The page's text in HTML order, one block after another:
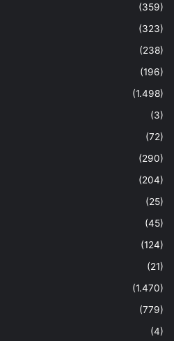
(359)
(323)
(238)
(196)
(1.498)
(3)
(72)
(290)
(204)
(25)
(45)
(124)
(21)
(1.470)
(779)
(4)